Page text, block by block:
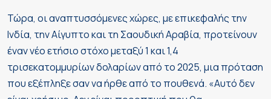
Τώρα, οι αναπτυσσόμενες χώρες, με επικεφαλής την
Ινδία, την Αίγυπτο και τη Σαουδική Αραβία, προτείνουν
έναν νέο ετήσιο στόχο μεταξύ 1 και 1,4
τρισεκατομμυρίων δολαρίων από το 2025, μια πρόταση
που εξέπληξε σαν να ήρθε από το πουθενά. «Αυτό δεν